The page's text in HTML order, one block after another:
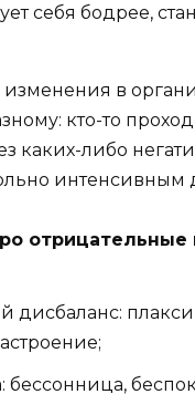
себя бодрее,
изменения в
кто-то
каких-либо
отрицательные
бессонница,